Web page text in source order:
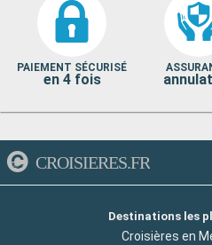
PAIEMENT SÉCURISÉ
en 4 fois
CROISIERES.FR
Destinations les
Croisières en